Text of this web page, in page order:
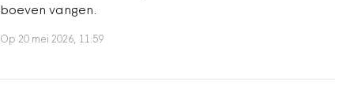
boeven vangen.
Op 20 mei 2026, 11:59